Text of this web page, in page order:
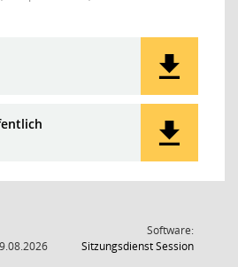
Software:
SitzungsdienstSession(Wird in